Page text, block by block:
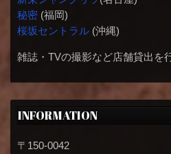
秘密(福岡)
桜坂セントラル(沖縄)
雑誌・TVの撮影など店舗貸出を
INFORMATION
〒150-0042